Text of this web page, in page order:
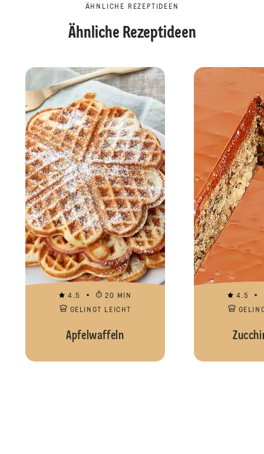
ÄHNLICHE REZEPTIDEEN
Ähnliche Rezeptideen
4.5
20 MIN
GELINGT LEICHT
Apfelwaffeln
4.5